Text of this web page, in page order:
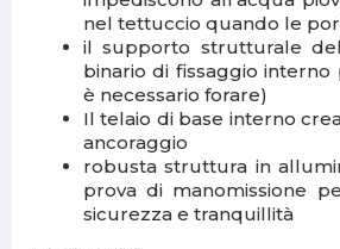
nel tettuccio quando le
il supporto strutturale
binario di fissaggio
è necessario forare)
Il telaio di base interno
ancoraggio
robusta struttura in
prova di manomissione
sicurezza e tranquillità